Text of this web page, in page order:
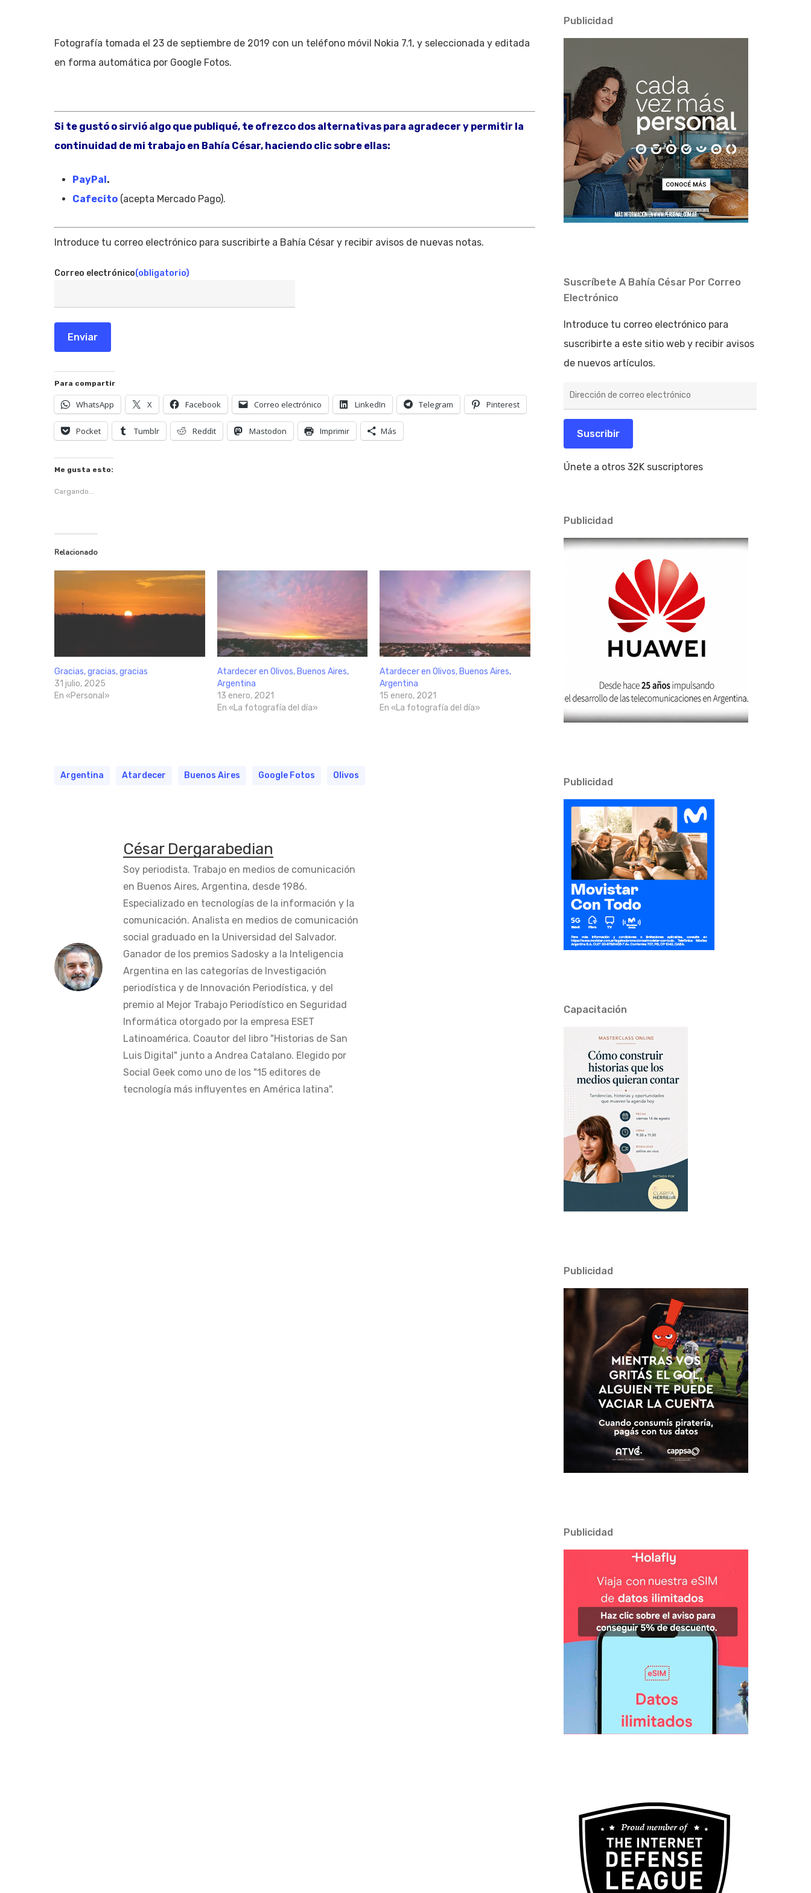
Hit enter to search or ESC to close
Fotografía tomada el 23 de septiembre de 2019 con un teléfono móvil Nokia 7.1, y seleccionada y editada
en forma automática por Google Fotos.
Si te gustó o sirvió algo que publiqué, te ofrezco dos alternativas para agradecer y permitir la
continuidad de mi trabajo en Bahía César, haciendo clic sobre ellas:
PayPal.
Cafecito (acepta Mercado Pago).
Introduce tu correo electrónico para suscribirte a Bahía César y recibir avisos de nuevas notas.
Correo electrónico(obligatorio)
Enviar
Para compartir
WhatsApp X Facebook Correo electrónico LinkedIn Telegram Pinterest
Pocket Tumblr Reddit Mastodon Imprimir Más
Me gusta esto:
Cargando...
Relacionado
Gracias, gracias, gracias
31 julio, 2025
En «Personal»
Atardecer en Olivos, Buenos Aires,
Argentina
13 enero, 2021
En «La fotografía del día»
Atardecer en Olivos, Buenos Aires,
Argentina
15 enero, 2021
En «La fotografía del día»
Argentina Atardecer Buenos Aires Google Fotos Olivos
César Dergarabedian
Soy periodista. Trabajo en medios de comunicación
en Buenos Aires, Argentina, desde 1986.
Especializado en tecnologías de la información y la
comunicación. Analista en medios de comunicación
social graduado en la Universidad del Salvador.
Ganador de los premios Sadosky a la Inteligencia
Argentina en las categorías de Investigación
periodística y de Innovación Periodística, y del
premio al Mejor Trabajo Periodístico en Seguridad
Informática otorgado por la empresa ESET
Latinoamérica. Coautor del libro "Historias de San
Luis Digital" junto a Andrea Catalano. Elegido por
Social Geek como uno de los "15 editores de
tecnología más influyentes en América latina".
Publicidad
Suscríbete A Bahía César Por Correo
Electrónico
Introduce tu correo electrónico para
suscribirte a este sitio web y recibir avisos
de nuevos artículos.
de
electrónico
Suscribir
Únete a otros 32K suscriptores
Publicidad
Publicidad
Capacitación
Publicidad
Publicidad